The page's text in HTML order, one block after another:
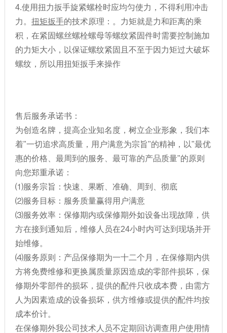
4.使用扭力扳手旋紧螺栓时应均匀使力，不得利用冲击
力。 扭矩扳手的技术原理：。力矩就是力和距离的乘
积，在紧固螺丝螺栓螺母等螺纹紧固件时需要控制施加
的力矩大小，以保证螺纹紧固且不至于因力矩过大破坏
螺纹，所以用扭矩扳手来操作
售后服务承诺书：
为创造名牌，提高企业知名度，树立企业形象，我们本
着"一切追求高质量，用户满意为宗旨"的精神，以"最优
惠的价格、最周到的服务、最可靠的产品质量"的原则
向您郑重承诺：
⑴服务宗旨：快速、果断、准确、周到、彻底
⑵服务目标：服务质量赢得用户满意
⑶服务效率：保修期内或保修期外如设备出现故障，供
方在接到通知后，维修人员在24小时内可达到现场并开
始维修。
⑷服务原则：产品保修期为一十二个月，在保修期内供
方将免费维修和更换属质量原因造成的零部件损坏，保
修期外零部件的损坏，提供的配件只收成本费，由需方
人为因素造成的设备损坏，供方维修或提供的配件均按
成本价计。
在保修期外我公司技术人员不定期回访调查用户使用情